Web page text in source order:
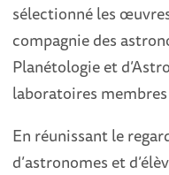
sélectionné les
compagnie des
Planétologie et
laboratoires membres
En réunissant le
d’astronomes et